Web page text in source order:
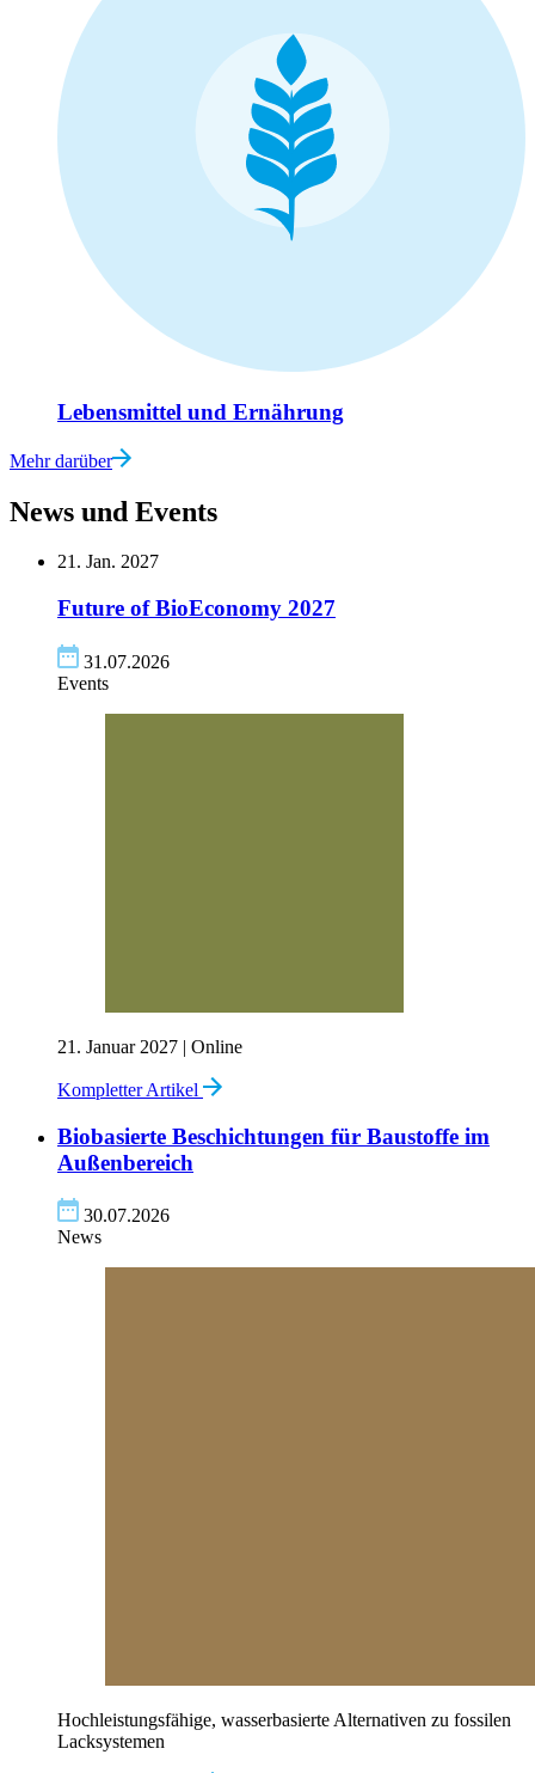
Lebensmittel und Ernährung
Mehr darüber
News und Events
21. Jan. 2027
Future of BioEconomy 2027
31.07.2026
Events
21 . Januar 2027 | Online
Kompletter Artikel
Biobasierte Beschichtungen für Baustoffe im
Außenbereich
30.07.2026
News
Hochleistungsfähige, wasserbasierte Alternativen zu fossilen
Lacksystemen